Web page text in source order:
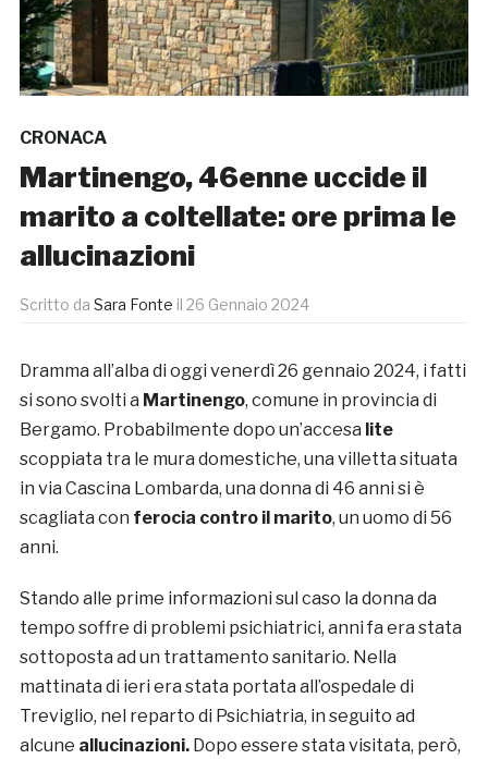
CRONACA
Martinengo, 46enne uccide il
marito a coltellate: ore prima le
allucinazioni
Scritto da Sara Fonte il 26 Gennaio 2024
Dramma all’alba di oggi venerdì 26 gennaio 2024, i fatti
si sono svolti a Martinengo, comune in provincia di
Bergamo. Probabilmente dopo un’accesa lite
scoppiata tra le mura domestiche, una villetta situata
in via Cascina Lombarda, una donna di 46 anni si è
scagliata con ferocia contro il marito, un uomo di 56
anni.
Stando alle prime informazioni sul caso la donna da
tempo soffre di problemi psichiatrici, anni fa era stata
sottoposta ad un trattamento sanitario. Nella
mattinata di ieri era stata portata all’ospedale di
Treviglio, nel reparto di Psichiatria, in seguito ad
alcune allucinazioni.Dopo essere stata visitata, però,